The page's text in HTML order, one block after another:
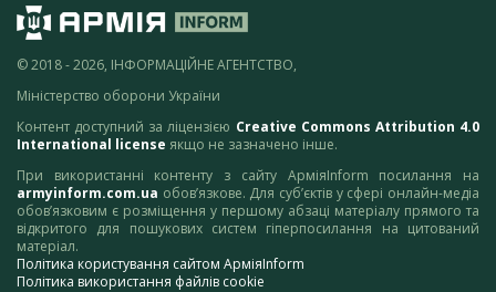
© 2018 - 2026, ІНФОРМАЦІЙНЕ АГЕНТСТВО,
Міністерство оборони України
Контент доступний за ліцензією Creative Commons Attribution 4.0
International license якщо не зазначено інше.
При використанні контенту з сайту АрміяInform посилання на
armyinform.com.ua обов’язкове. Для суб’єктів у сфері онлайн-медіа
обов’язковим є розміщення у першому абзаці матеріалу прямого та
відкритого для пошукових систем гіперпосилання на цитований
матеріал.
Політика користування сайтом АрміяInform
Політика використання файлів cookie